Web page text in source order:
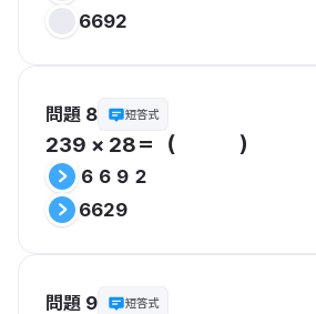
6692
問題 8 短答式
239 × 28＝（　　　）
６６９２
6629
問題 9 短答式